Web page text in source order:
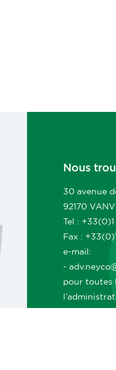
Nous
30 avenue
92170
Tel :
Fax :
e-mail:
-
pour toutes